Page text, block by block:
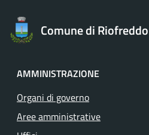
Comune di Riofreddo
AMMINISTRAZIONE
Organi di governo
Aree amministrative